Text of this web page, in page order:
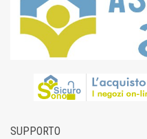
SUPPORTO